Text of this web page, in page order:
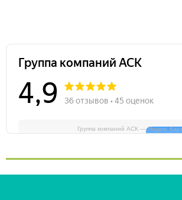
Группа компаний АСК — Яндекс